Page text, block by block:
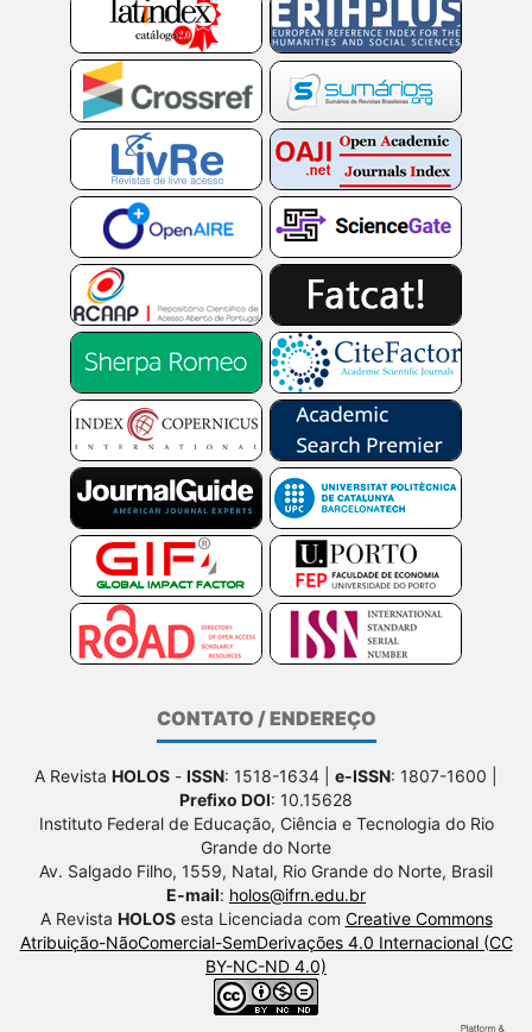
CONTATO / ENDEREÇO
A Revista HOLOS - ISSN: 1518-1634 | e-ISSN: 1807-1600 |
Prefixo DOI: 10.15628
Instituto Federal de Educação, Ciência e Tecnologia do Rio
Grande do Norte
Av. Salgado Filho, 1559, Natal, Rio Grande do Norte, Brasil
E-mail: holos@ifrn.edu.br
A Revista HOLOSesta Licenciada com Creative Commons
Atribuição-NãoComercial-SemDerivações 4.0 Internacional (CC
BY-NC-ND 4.0)